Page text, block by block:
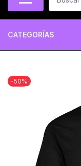
CATEGORÍAS
-50%